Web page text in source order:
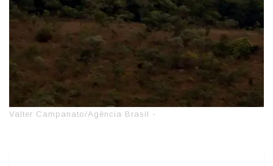
Valter Campanato/Agência Brasil -